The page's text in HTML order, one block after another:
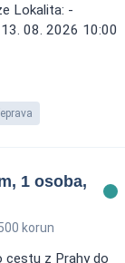
Lokalita: -
08. 2026 10:00
1 osoba,
korun
cestu z Prahy do